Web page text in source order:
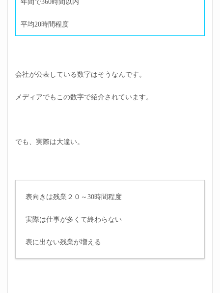
年間で360時間以内
平均20時間程度
会社が公表している数字はそうなんです。
メディアでもこの数字で紹介されています。
でも、実際は大違い。
表向きは残業２０～30時間程度
実際は仕事が多くて終わらない
表に出ない残業が増える